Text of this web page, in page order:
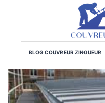
BLOG COUVREUR ZINGUEUR